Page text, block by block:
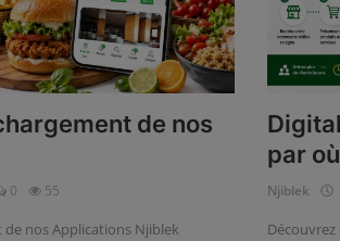
de nos
0 55
de nos Applications Njiblek
par
Njiblek